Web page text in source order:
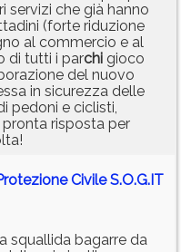
servizi che già hanno
(forte riduzione
al commercio e al
di tutti i parchi gioco
del nuovo
in sicurezza delle
pedoni e ciclisti,
pronta risposta per
Civile S.O.G.IT
squallida bagarre da